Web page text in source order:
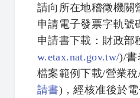
請向所在地稽徵機關
申請電子發票字軌號
申請書下載：財政部
w.etax.nat.gov.tw/)/書
檔案範例下載/營業稅
請書)，經核准後於